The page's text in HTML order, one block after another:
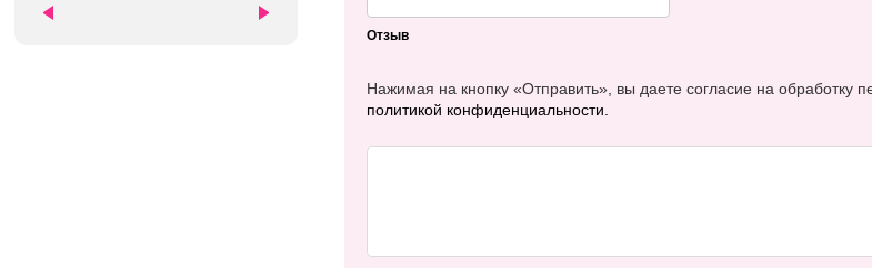
Отзыв
Нажимая на кнопку «Отправить», вы даете согласие на обработку
политикой конфиденциальности.